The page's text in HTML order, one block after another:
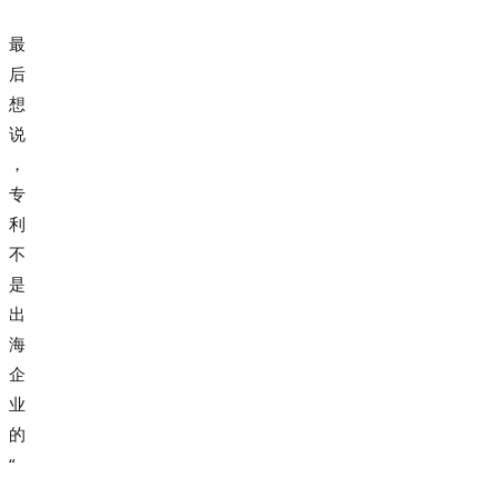
最
后
想
说
，
专
利
不
是
出
海
企
业
的
“